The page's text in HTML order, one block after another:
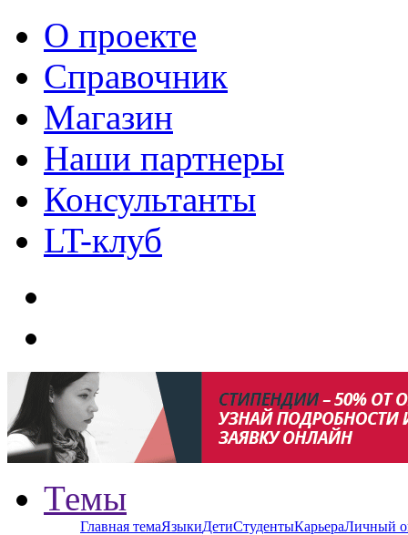
О проекте
Справочник
Магазин
Наши партнеры
Консультанты
LT-клуб
Темы
Главная темаЯзыкиДетиСтудентыКарьераЛичный